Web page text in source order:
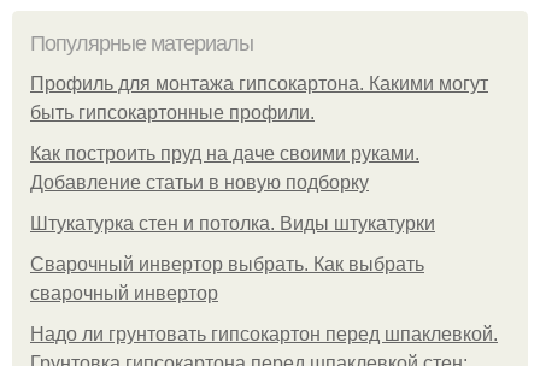
Популярные материалы
Профиль для монтажа гипсокартона. Какими могут
быть гипсокартонные профили.
Как построить пруд на даче своими руками.
Добавление статьи в новую подборку
Штукатурка стен и потолка. Виды штукатурки
Сварочный инвертор выбрать. Как выбрать
сварочный инвертор
Надо ли грунтовать гипсокартон перед шпаклевкой.